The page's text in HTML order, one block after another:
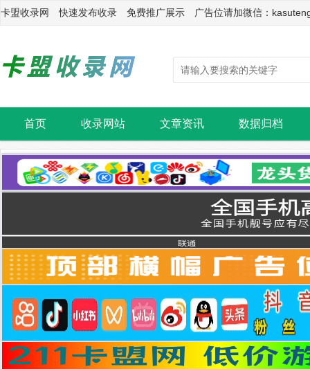
卡盟收录网 快速发布收录 免费推广展示 广告位请加微信：
首页 收录网站 文章资讯 数据归档